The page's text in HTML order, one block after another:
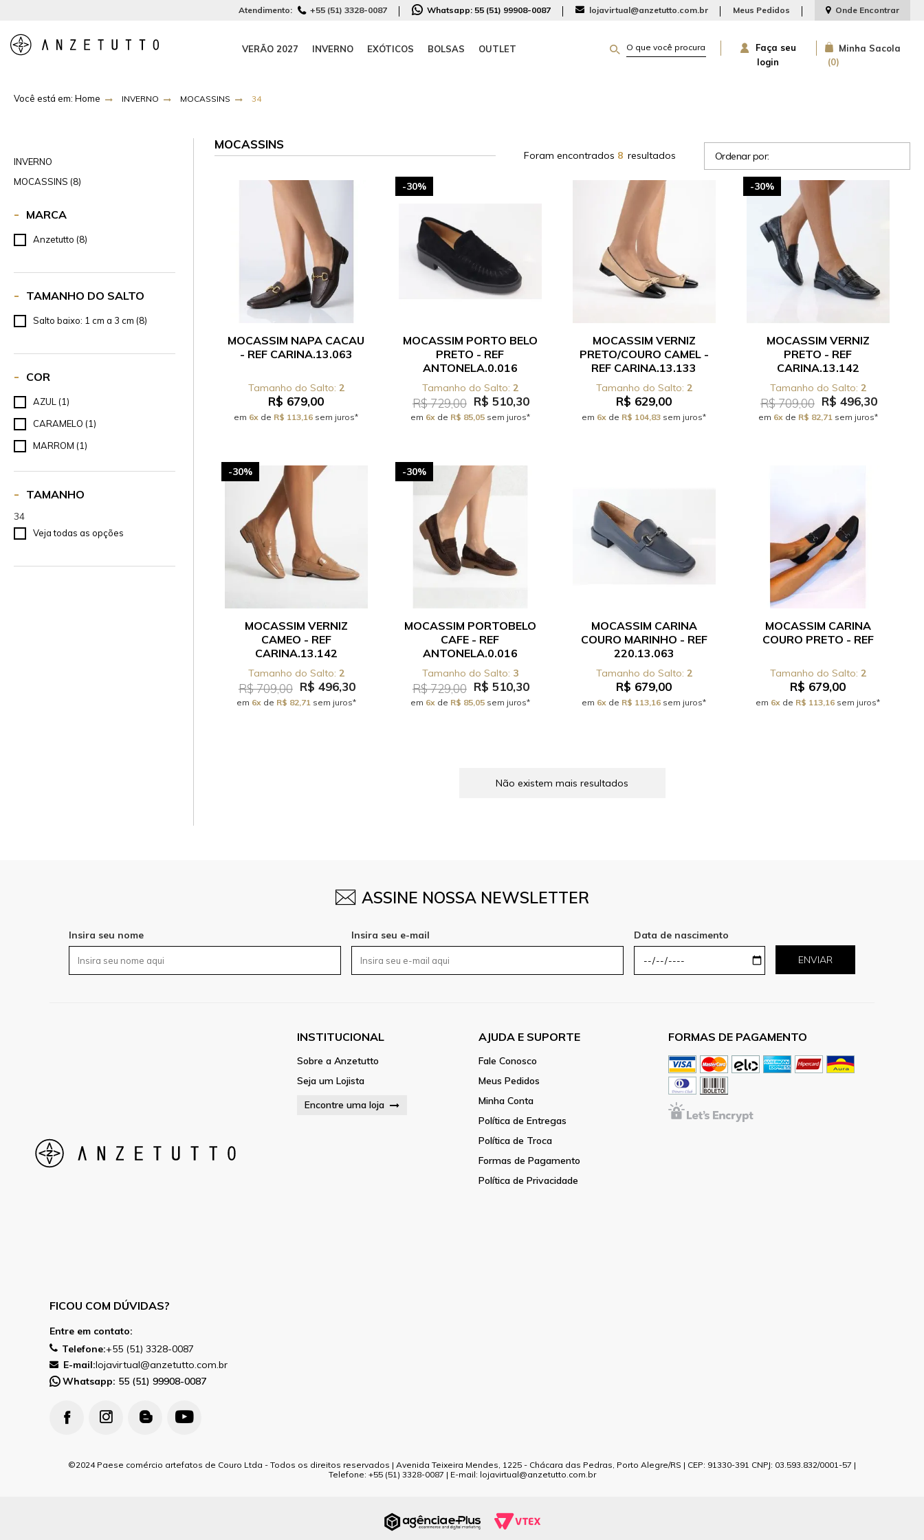
Atendimento: +55 (51) 3328-0087 Whatsapp: 55 (51) 99908-0087 lojavirtual@anzetutto.com.br Meus Pedidos Onde Encontrar
VERÃO 2027 INVERNO EXÓTICOS BOLSAS OUTLET
Faça seu
login
Minha Sacola
0
INVERNO MOCASSINS 34
INVERNO
MOCASSINS (8)
MARCA
Anzetutto (8)
TAMANHO DO SALTO
Salto baixo: 1 cm a 3 cm (8)
COR
AZUL (1)
CARAMELO (1)
MARROM (1)
PRETO (3)
TAMANHO
34
Veja todas as opções
MOCASSINS
Foram encontrados 8 resultados Ordenar por:
MOCASSIM NAPA CACAU
- REF CARINA.13.063
2
R$ 679,00
em 6x de R$ 113,16 sem juros*
-30%
MOCASSIM PORTO BELO
PRETO - REF
ANTONELA.0.016
2
R$ 729,00 R$ 510,30
em 6xde R$ 85,05sem juros*
MOCASSIM VERNIZ
PRETO/COURO CAMEL -
REF CARINA.13.133
2
R$ 629,00
em 6x de R$ 104,83 sem juros*
-30%
MOCASSIM VERNIZ
PRETO - REF
CARINA.13.142
2
R$ 709,00 R$ 496,30
em 6xde R$ 82,71sem juros*
-30%
MOCASSIM VERNIZ
CAMEO - REF
CARINA.13.142
2
R$ 709,00 R$ 496,30
em 6xde R$ 82,71sem juros*
-30%
MOCASSIM PORTOBELO
CAFE - REF
ANTONELA.0.016
3
R$ 729,00 R$ 510,30
em 6xde R$ 85,05sem juros*
MOCASSIM CARINA
COURO MARINHO - REF
220.13.063
2
R$ 679,00
em 6x de R$ 113,16 sem juros*
MOCASSIM CARINA
COURO PRETO - REF
2
R$ 679,00
em 6x de R$ 113,16 sem juros*
Não existem mais resultados
ASSINE NOSSA NEWSLETTER
Insira seu nome Insira seu e-mail
Data de nascimento
ENVIAR
FICOU COM DÚVIDAS?
Entre em contato:
Telefone:+55 (51) 3328-0087
E-mail:lojavirtual@anzetutto.com.br
Whatsapp: 55 (51) 99908-0087
INSTITUCIONAL
Sobre a Anzetutto
Seja um Lojista
Encontre uma loja
AJUDA E SUPORTE
Fale Conosco
Meus Pedidos
Minha Conta
Política de Entregas
Política de Troca
Formas de Pagamento
Política de Privacidade
FORMAS DE PAGAMENTO
2024 Paese comércio artefatos de Couro Ltda - Todos os direitos reservados | Avenida Teixeira Mendes, 1225 - Chácara das Pedras, Porto Alegre/RS | CEP: 91330-391 CNPJ: 03.593.832/0001-57 |
Telefone: +55 (51) 3328-0087 | E-mail: lojavirtual@anzetutto.com.br